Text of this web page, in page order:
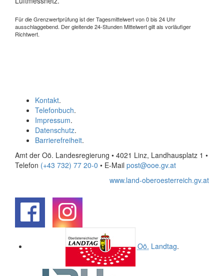
Für die Grenzwertprüfung ist der Tagesmittelwert von 0 bis 24 Uhr
ausschlaggebend. Der gleitende 24-Stunden Mittelwert gilt als vorläufiger
Richtwert.
Kontakt.
Telefonbuch.
Impressum.
Datenschutz.
Barrierefreiheit.
Amt der Oö. Landesregierung • 4021 Linz, Landhausplatz 1 •
Telefon (+43 732) 77 20-0 • E-Mail post@ooe.gv.at
www.land-oberoesterreich.gv.at
Oö. Landtag.